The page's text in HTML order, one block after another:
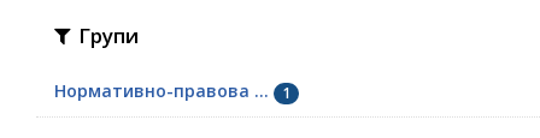
Групи
Нормативно-правова ... 1